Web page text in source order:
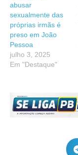
abusar
sexualmente das
próprias irmãs é
preso em João
Pessoa
julho 3, 2025
Em "Destaque"